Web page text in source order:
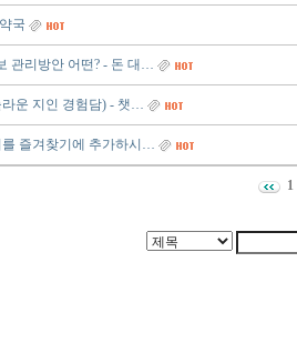
국
관리방안 어떤? - 돈 대…
운 지인 경험담) - 챗­…
를 즐겨찾기에 추가하시…
1